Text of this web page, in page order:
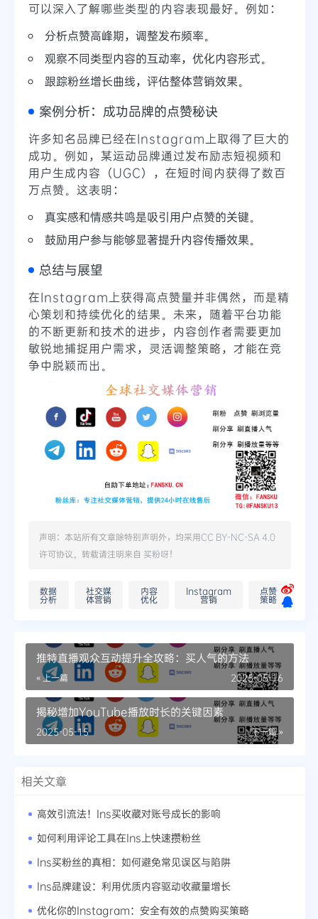
可以深入了解哪些类型的内容表现最好。例如：
分析点赞高峰期，调整发布频率。
观察不同类型内容的互动率，优化内容形式。
跟踪粉丝增长曲线，评估整体营销效果。
案例分析：成功品牌的点赞秘诀
许多知名品牌已经在Instagram上取得了巨大的
成功。例如，某运动品牌通过发布励志短视频和
用户生成内容（UGC），在短时间内获得了数百
万点赞。这表明：
真实感和情感共鸣是吸引用户点赞的关键。
鼓励用户参与能够显著提升内容传播效果。
总结与展望
在Instagram上获得高点赞量并非偶然，而是精
心策划和持续优化的结果。未来，随着平台功能
的不断更新和技术的进步，内容创作者需要更加
敏锐地捕捉用户需求，灵活调整策略，才能在竞
争中脱颖而出。
声明：本站所有文章除特别声明外，均采用CC BY-NC-SA 4.0
许可协议。转载请注明来自 买粉呀！
数据
分析
社交媒
体营销
内容
优化
Instagram
营销
点赞
策略
推特直播观众互动提升全攻略：买人气的方法
« 上一篇 2025-05-16
揭秘增加YouTube播放时长的关键因素
下一篇 »
2025-05-15
相关文章
高效引流法！Ins买收藏对账号成长的影响
如何利用评论工具在Ins上快速攒粉丝
Ins买粉丝的真相：如何避免常见误区与陷阱
Ins品牌建设：利用优质内容驱动收藏量增长
优化你的Instagram：安全有效的点赞购买策略